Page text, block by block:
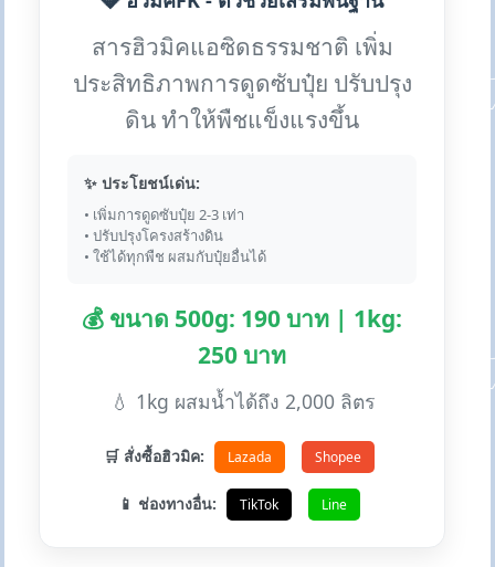
สารฮิวมิคแอซิดธรรมชาติ เพิ่ม
ประสิทธิภาพการดูดซับปุ๋ย ปรับปรุง
ดิน ทำให้พืชแข็งแรงขึ้น
✨ ประโยชน์เด่น:
• เพิ่มการดูดซับปุ๋ย 2-3 เท่า
• ปรับปรุงโครงสร้างดิน
• ใช้ได้ทุกพืช ผสมกับปุ๋ยอื่นได้
💰 ขนาด 500g: 190 บาท | 1kg:
250 บาท
💧 1kg ผสมน้ำได้ถึง 2,000 ลิตร
🛒 สั่งซื้อฮิวมิค: Lazada Shopee
📱 ช่องทางอื่น: TikTok Line